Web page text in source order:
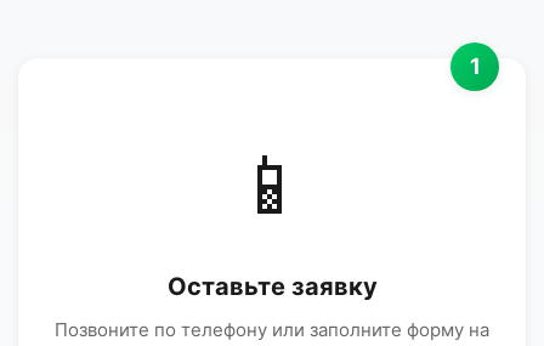
1
📱
Оставьте заявку
Позвоните по телефону или заполните форму на